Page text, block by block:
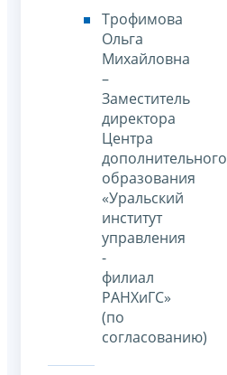
Трофимова
Ольга
Михайловна
–
Заместитель
директора
Центра
дополнительного
образования
«Уральский
институт
управления
-
филиал
РАНХиГС»
(по
согласованию)